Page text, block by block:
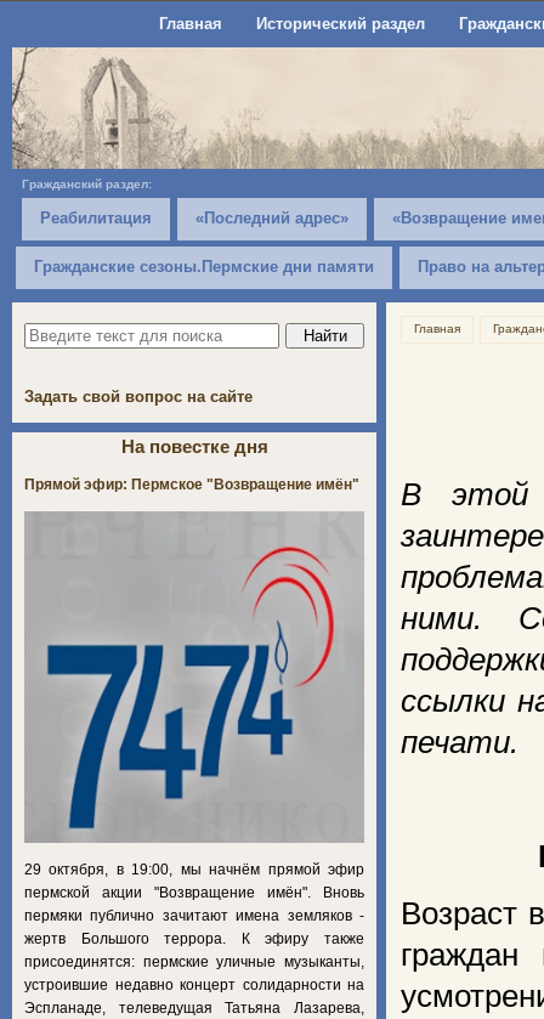
Главная Исторический раздел
Гражданский раздел:
Реабилитация «Последний адрес» «Возвращение
Гражданские сезоны.Пермские дни памяти Право на
Главная
В этой
ними.
ссылки
печати.
Возраст
Задать свой вопрос на сайте
На повестке дня
Прямой эфир: Пермское "Возвращение имён"
29 октября, в 19:00, мы начнём прямой эфир
пермской акции "Возвращение имён". Вновь
пермяки публично зачитают имена земляков -
жертв Большого террора. К эфиру также
присоединятся: пермские уличные музыканты,
устроившие недавно концерт солидарности на
Эспланаде, телеведущая Татьяна Лазарева,